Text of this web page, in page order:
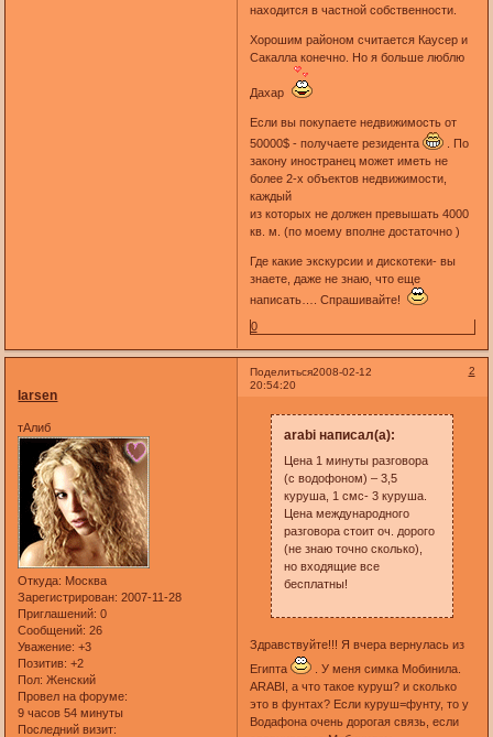
находится в частной собственности.
Хорошим районом считается Каусер и
Сакалла конечно. Но я больше люблю
Дахар
Если вы покупаете недвижимость от
50000$ - получаете резидента
. По
закону иностранец может иметь не
более 2-х объектов недвижимости,
каждый
из которых не должен превышать 4000
кв. м. (по моему вполне достаточно )
Где какие экскурсии и дискотеки- вы
знаете, даже не знаю, что еще
написать…. Спрашивайте!
0
Поделиться 2
2008-02-12
20:54:20
larsen
тАлиб
Откуда: Москва
Зарегистрирован: 2007-11-28
Приглашений: 0
Сообщений: 26
Уважение: +3
Позитив: +2
Пол: Женский
Провел на форуме:
9 часов 54 минуты
Последний визит:
arabi написал(а):
Цена 1 минуты разговора
(с водофоном) – 3,5
куруша, 1 смс- 3 куруша.
Цена международного
разговора стоит оч. дорого
(не знаю точно сколько),
но входящие все
бесплатны!
Здравствуйте!!! Я вчера вернулась из
Египта
. У меня симка Мобинила.
ARABI, а что такое куруш? и сколько
это в фунтах? Если куруш=фунту, то у
Водафона очень дорогая связь, если